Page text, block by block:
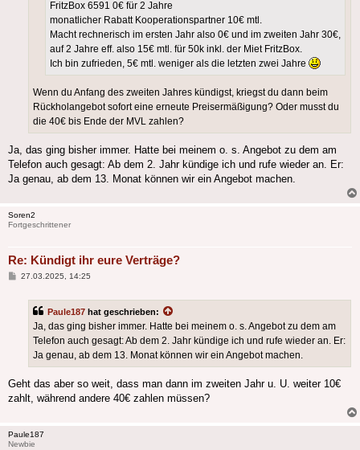
FritzBox 6591 0€ für 2 Jahre
monatlicher Rabatt Kooperationspartner 10€ mtl.
Macht rechnerisch im ersten Jahr also 0€ und im zweiten Jahr 30€,
auf 2 Jahre eff. also 15€ mtl. für 50k inkl. der Miet FritzBox.
Ich bin zufrieden, 5€ mtl. weniger als die letzten zwei Jahre
Wenn du Anfang des zweiten Jahres kündigst, kriegst du dann beim
Rückholangebot sofort eine erneute Preisermäßigung? Oder musst du
die 40€ bis Ende der MVL zahlen?
Ja, das ging bisher immer. Hatte bei meinem o. s. Angebot zu dem am
Telefon auch gesagt: Ab dem 2. Jahr kündige ich und rufe wieder an. Er:
Ja genau, ab dem 13. Monat können wir ein Angebot machen.
Soren2
Fortgeschrittener
Re: Kündigt ihr eure Verträge?
Beitrag
27.03.2025, 14:25
Paule187 hat geschrieben:
Ja, das ging bisher immer. Hatte bei meinem o. s. Angebot zu dem am
Telefon auch gesagt: Ab dem 2. Jahr kündige ich und rufe wieder an. Er:
Ja genau, ab dem 13. Monat können wir ein Angebot machen.
Geht das aber so weit, dass man dann im zweiten Jahr u. U. weiter 10€
zahlt, während andere 40€ zahlen müssen?
Paule187
Newbie